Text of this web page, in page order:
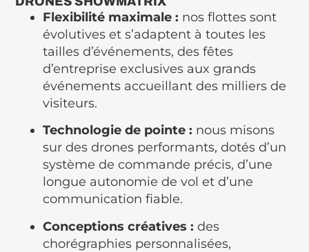
Flexibilité maximale : nos flottes sont
évolutives et s’adaptent à toutes les
tailles d’événements, des fêtes
d’entreprise exclusives aux grands
événements accueillant des milliers de
visiteurs.
Technologie de pointe : nous misons
sur des drones performants, dotés d’un
système de commande précis, d’une
longue autonomie de vol et d’une
communication fiable.
Conceptions créatives : des
chorégraphies personnalisées,